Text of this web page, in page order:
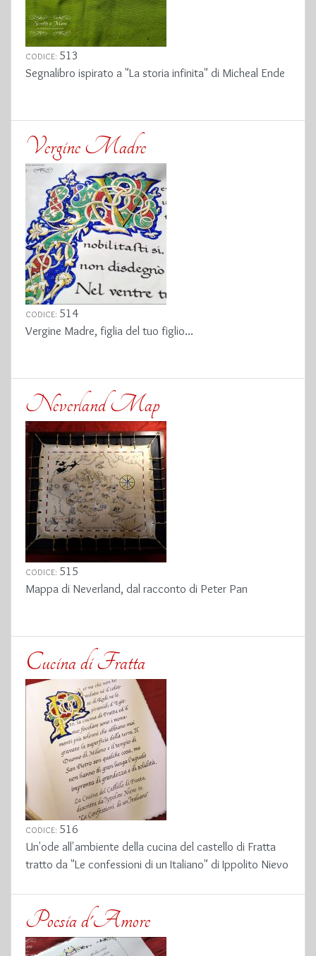
CODICE: 513
Segnalibro ispirato a "La storia infinita" di Micheal Ende
Vergine Madre
CODICE: 514
Vergine Madre, figlia del tuo figlio...
Neverland Map
CODICE: 515
Mappa di Neverland, dal racconto di Peter Pan
Cucina di Fratta
CODICE: 516
Un'ode all'ambiente della cucina del castello di Fratta
tratto da "Le confessioni di un Italiano" di Ippolito Nievo
Poesia d'Amore